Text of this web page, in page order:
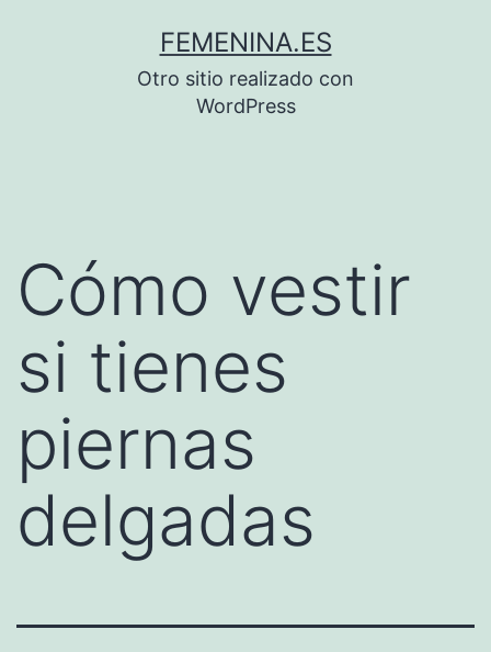
FEMENINA.ES
Otro sitio realizado con
WordPress
Cómo vestir
si tienes
piernas
delgadas